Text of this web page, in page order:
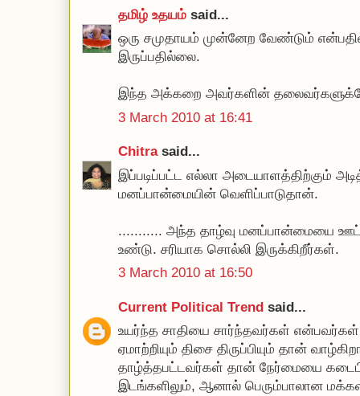
தமிழ் உதயம் said...
ஒரு சமுதாயம் முன்னேற வேண்டும்
இருப்பதில்லை.
இந்த அக்கறை அவர்களின்
3 March 2010 at 16:41
Chitrasaid...
இப்படிப்பட்ட எல்லா அடையாளத்திற்கும்
மனப்பான்மையின் வெளிப்பாடுதான்.
........... அந்த தாழ்வு மனப்பான்மையை
உண்டு. சரியாக சொல்லி இருக்கிறீர்கள்.
3 March 2010 at 16:50
Current Political Trend said...
உயர்ந்த சாதியை சார்ந்தவர்கள்
ஏமாற்றியும் திசை திருப்பியும் தான்
தாழ்த்தபட்டவர்கள் தான் நேர்மையை
இடங்களிலும், ஆனால் பெரும்பாலான